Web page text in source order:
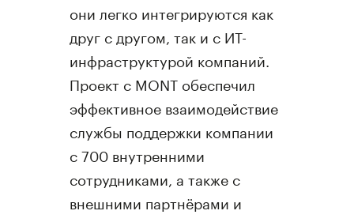
они легко интегрируются как
друг с другом, так и с ИТ-
инфраструктурой компаний.
Проект c MONT обеспечил
эффективное взаимодействие
службы поддержки компании
с 700 внутренними
сотрудниками, а также с
внешними партнёрами и